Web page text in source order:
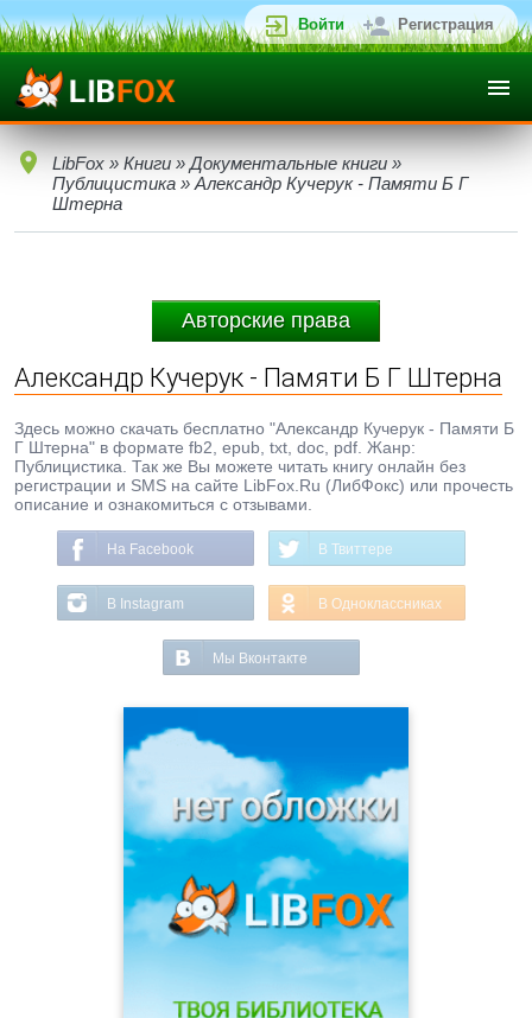
Войти Регистрация
LibFox » Книги » Документальные книги »
Публицистика » Александр Кучерук - Памяти Б Г
Штерна
Авторские права
Александр Кучерук - Памяти Б Г Штерна
Здесь можно скачать бесплатно "Александр Кучерук - Памяти Б
Г Штерна" в формате fb2, epub, txt, doc, pdf. Жанр:
Публицистика. Так же Вы можете читать книгу онлайн без
регистрации и SMS на сайте LibFox.Ru (ЛибФокс) или прочесть
описание и ознакомиться с отзывами.
На Facebook В Твиттере
В Instagram В Одноклассниках
Мы Вконтакте